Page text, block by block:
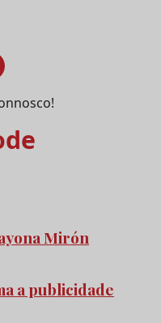
Mirón
a publicidade